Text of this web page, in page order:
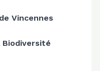
Vincennes
Biodiversité